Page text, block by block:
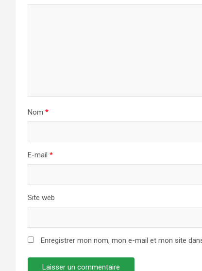
Nom *
E-mail *
Site web
Enregistrer mon nom, mon e-mail et mon site